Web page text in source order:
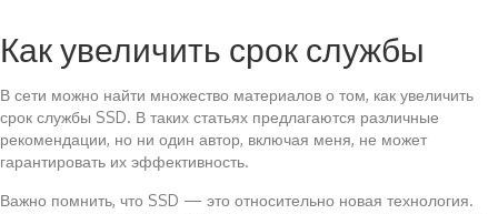
Как увеличить срок службы
В сети можно найти множество материалов о том, как увеличить
срок службы SSD. В таких статьях предлагаются различные
рекомендации, но ни один автор, включая меня, не может
гарантировать их эффективность.
Важно помнить, что SSD — это относительно новая технология.